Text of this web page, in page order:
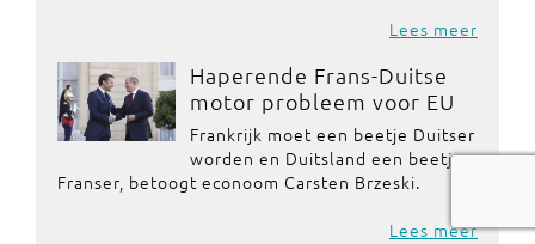
Lees meer
Haperende Frans-Duitse
motor probleem voor EU
Frankrijk moet een beetje Duitser
worden en Duitsland een beetje
Franser, betoogt econoom Carsten Brzeski.
Lees meer